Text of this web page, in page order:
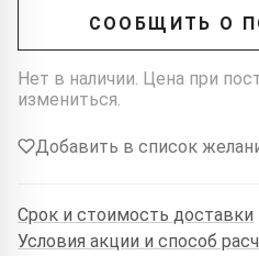
СООБЩИТЬ О
Нет в наличии. Цена при
измениться.
Добавить в список
Срок и стоимость доставки
Условия акции и способ